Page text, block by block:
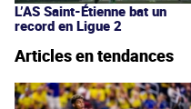
L’AS Saint-Étienne bat un
record en Ligue 2
Articles en tendances